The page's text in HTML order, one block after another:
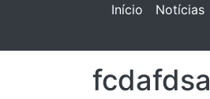
Início (current)
Notícias
fcdafdsa